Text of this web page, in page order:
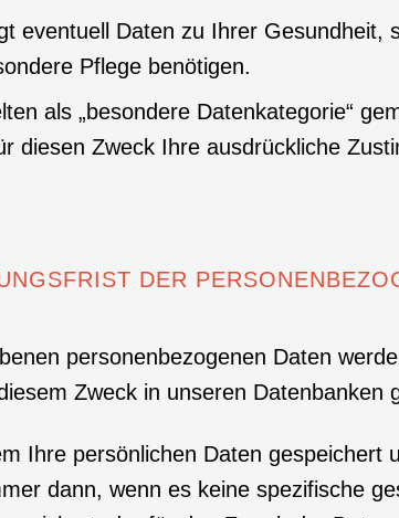
eventuell Daten zu Ihrer
Pflege benötigen.
als „besondere Datenkategorie“
diesen Zweck Ihre ausdrückliche
DER
personenbezogenen Daten
Zweck in unseren Datenbanken
Ihre persönlichen Daten
dann, wenn es keine spezifische